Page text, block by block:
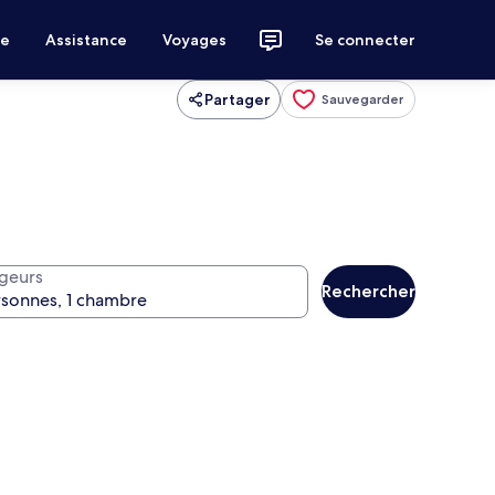
Assistance Voyages Se connecter
Partager Sauvegarder
Rechercher